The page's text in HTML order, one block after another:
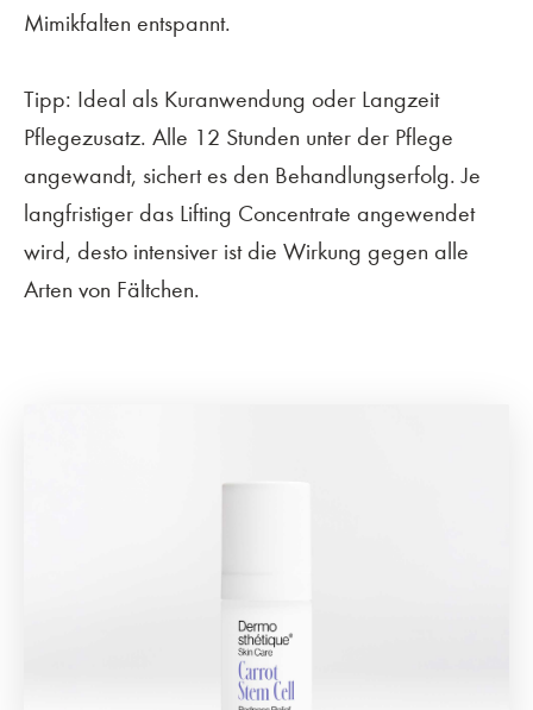
Mimikfalten entspannt.
Tipp: Ideal als Kuranwendung oder Langzeit
Pflegezusatz. Alle 12 Stunden unter der Pflege
angewandt, sichert es den Behandlungserfolg. Je
langfristiger das Lifting Concentrate angewendet
wird, desto intensiver ist die Wirkung gegen alle
Arten von Fältchen.